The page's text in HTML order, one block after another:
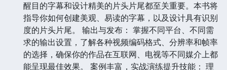
醒目的字幕和设计精美的片头片尾都至关重要。本书将
指导你如何创建美观、易读的字幕，以及设计具有识别
度的片头片尾。 输出与发布： 掌握不同平台、不同需
求的输出设置，了解各种视频编码格式、分辨率和帧率
的选择，确保你的作品在互联网、电视等不同媒介上都
能呈现最佳效果。 案例丰富，实战演练提升技能： 理